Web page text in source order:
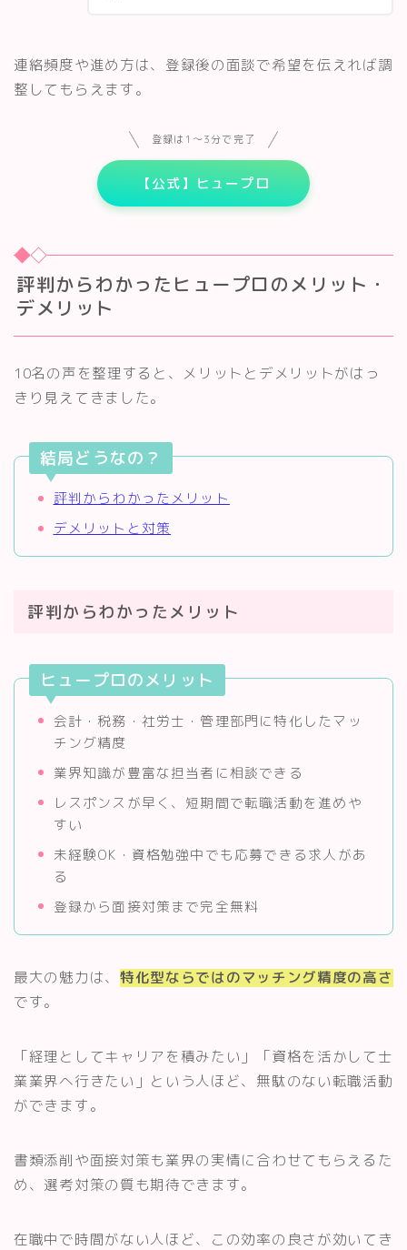
連絡頻度や進め方は、登録後の面談で希望を伝えれば調
整してもらえます。
登録は1〜3分で完了
【公式】ヒュープロ
評判からわかったヒュープロのメリット・
デメリット
10名の声を整理すると、メリットとデメリットがはっ
きり見えてきました。
結局どうなの？
評判からわかったメリット
デメリットと対策
評判からわかったメリット
ヒュープロのメリット
会計・税務・社労士・管理部門に特化したマッ
チング精度
業界知識が豊富な担当者に相談できる
レスポンスが早く、短期間で転職活動を進めや
すい
未経験OK・資格勉強中でも応募できる求人があ
る
登録から面接対策まで完全無料
最大の魅力は、 特化型ならではのマッチング精度の高さ
です。
「経理としてキャリアを積みたい」「資格を活かして士
業業界へ行きたい」という人ほど、無駄のない転職活動
ができます。
書類添削や面接対策も業界の実情に合わせてもらえるた
め、選考対策の質も期待できます。
在職中で時間がない人ほど、この効率の良さが効いてき